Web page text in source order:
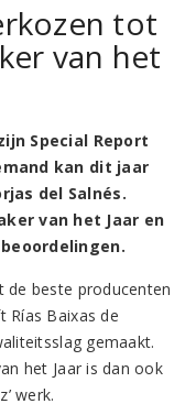
tot
van het
Special Report
kan dit jaar
del Salnés.
van het Jaar en
beste producenten
Rías Baixas de
gemaakt.
het Jaar is dan ook
werk.